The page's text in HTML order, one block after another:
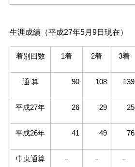
生涯成績（平成27年5月9日現在）
着別回数 1着 2着 3着
通 算 90 108 139
平成27年 26 29 25
平成26年 41 49 76
中央通算 － － －